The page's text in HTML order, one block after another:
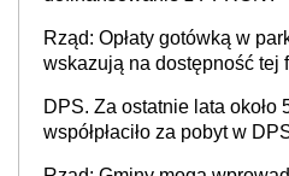
Rząd: Opłaty gotówką w
wskazują na dostępność tej
DPS. Za ostatnie lata około
współpłaciło za pobyt w